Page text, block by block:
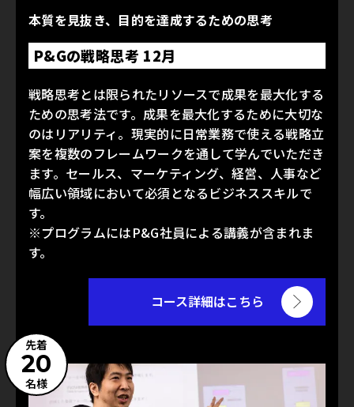
本質を見抜き、目的を達成するための思考
P&Gの戦略思考 12月
戦略思考とは限られたリソースで成果を最大化する
ための思考法です。成果を最大化するために大切な
のはリアリティ。現実的に日常業務で使える戦略立
案を複数のフレームワークを通して学んでいただき
ます。セールス、マーケティング、経営、人事など
幅広い領域において必須となるビジネススキルで
す。
※プログラムにはP&G社員による講義が含まれま
す。
コース詳細はこちら
先着
20
名様